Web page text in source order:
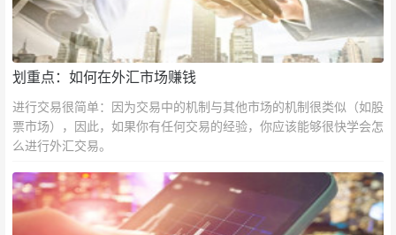
划重点：如何在外汇市场赚钱
进行交易很简单：因为交易中的机制与其他市场的机制很类似（如股
票市场），因此，如果你有任何交易的经验，你应该能够很快学会怎
么进行外汇交易。